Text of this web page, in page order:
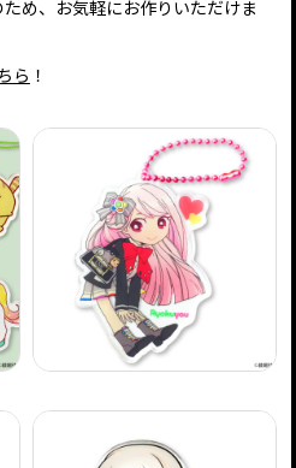
め、お気軽にお作りいただけま
ら ！